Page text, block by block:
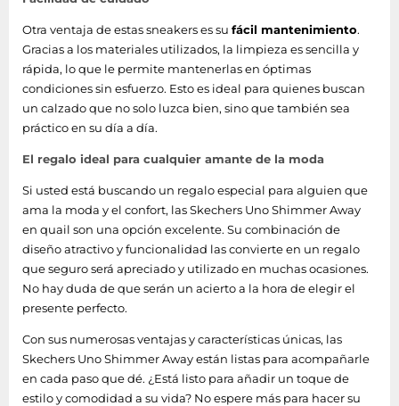
Otra ventaja de estas sneakers es su fácil mantenimiento.
Gracias a los materiales utilizados, la limpieza es sencilla y
rápida, lo que le permite mantenerlas en óptimas
condiciones sin esfuerzo. Esto es ideal para quienes buscan
un calzado que no solo luzca bien, sino que también sea
práctico en su día a día.
El regalo ideal para cualquier amante de la moda
Si usted está buscando un regalo especial para alguien que
ama la moda y el confort, las Skechers Uno Shimmer Away
en quail son una opción excelente. Su combinación de
diseño atractivo y funcionalidad las convierte en un regalo
que seguro será apreciado y utilizado en muchas ocasiones.
No hay duda de que serán un acierto a la hora de elegir el
presente perfecto.
Con sus numerosas ventajas y características únicas, las
Skechers Uno Shimmer Away están listas para acompañarle
en cada paso que dé. ¿Está listo para añadir un toque de
estilo y comodidad a su vida? No espere más para hacer su